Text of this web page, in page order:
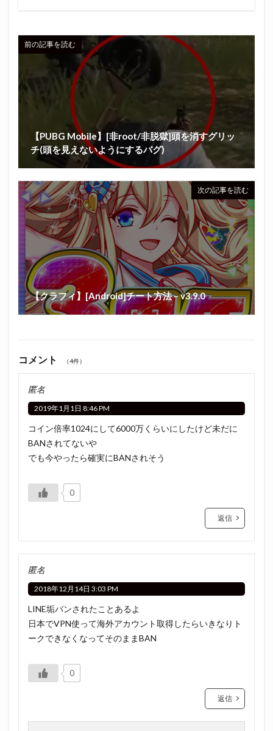
前の記事を読む
【PUBG Mobile】[非root/非脱獄]頭を消すグリッ
チ(頭を見えないようにするバグ)
次の記事を読む
【クラフィ】[Android]チート方法 – v3.9.0
コメント （4件）
匿名
2019年1月1日 8:46 PM
コイン倍率1024にして6000万くらいにしたけど未だに
BANされてないや
でも今やったら確実にBANされそう
0
返信
匿名
2018年12月14日 3:03 PM
LINE垢バンされたことあるよ
日本でVPN使って海外アカウント取得したらいきなりト
ークできなくなってそのままBAN
0
返信